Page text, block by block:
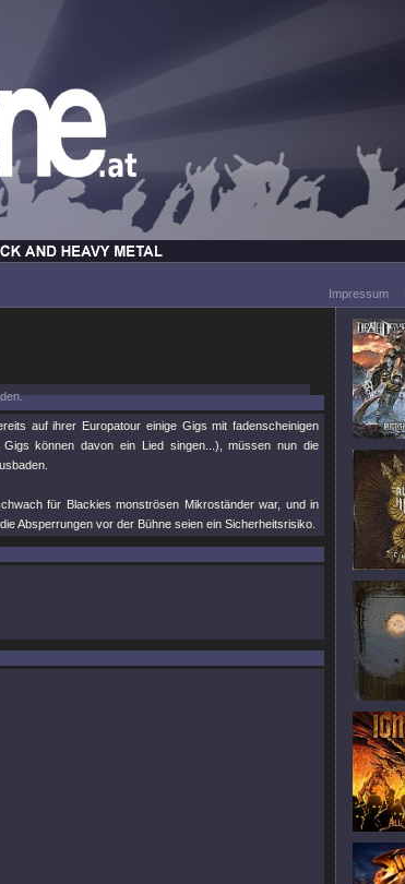
Impressum
auf ihrer Europatour einige Gigs mit fadenscheinigen
können davon ein Lied singen...), müssen nun die
für Blackies monströsen Mikroständer war, und in
Absperrungen vor der Bühne seien ein Sicherheitsrisiko.